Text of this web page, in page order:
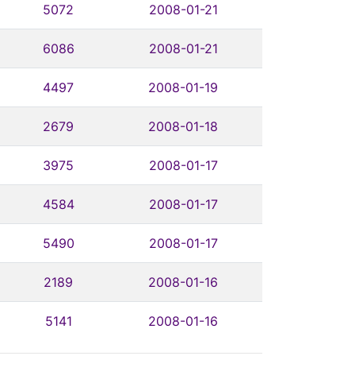
5072 2008-01-21
6086 2008-01-21
4497 2008-01-19
2679 2008-01-18
3975 2008-01-17
4584 2008-01-17
5490 2008-01-17
2189 2008-01-16
5141 2008-01-16